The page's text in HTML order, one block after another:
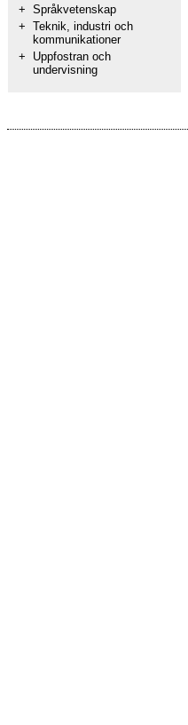
+ Språkvetenskap
+ Teknik, industri och
kommunikationer
+
Uppfostran och
undervisning